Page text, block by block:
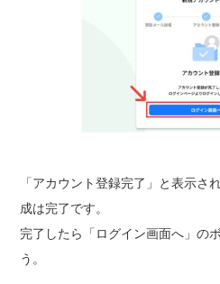
「アカウント登録完了」と表示さ
成は完了です。
完了したら「ログイン画面へ」の
う。